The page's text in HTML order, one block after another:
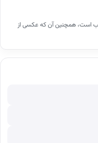
است، همچنین آن که عکسی از